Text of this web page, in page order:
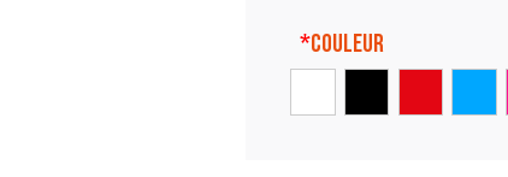
*Couleur